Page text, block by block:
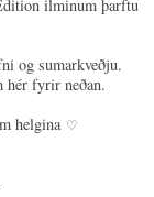
ilminum þarftu
og sumarkveðju.
hér fyrir neðan.
helgina ♡